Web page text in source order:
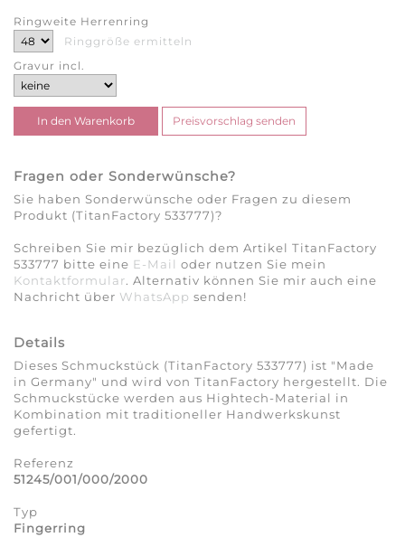
Ringweite Herrenring
Ringgröße ermitteln
Gravur incl.
Fragen oder Sonderwünsche?
Sie haben Sonderwünsche oder Fragen zu diesem
Produkt (TitanFactory 533777)?
Schreiben Sie mir bezüglich dem Artikel TitanFactory
533777 bitte eine E-Mail oder nutzen Sie mein
Kontaktformular. Alternativ können Sie mir auch eine
Nachricht über WhatsApp senden!
Details
Dieses Schmuckstück (TitanFactory 533777) ist "Made
in Germany" und wird von TitanFactory hergestellt. Die
Schmuckstücke werden aus Hightech-Material in
Kombination mit traditioneller Handwerkskunst
gefertigt.
Referenz
51245/001/000/2000
Typ
Fingerring